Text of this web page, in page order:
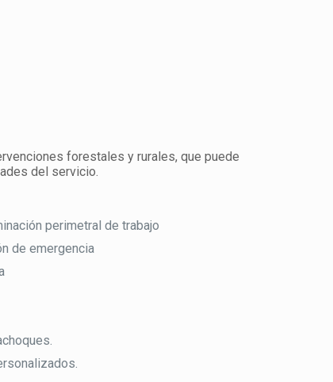
forestales y rurales, que puede
del servicio.
perimetral de trabajo
de emergencia